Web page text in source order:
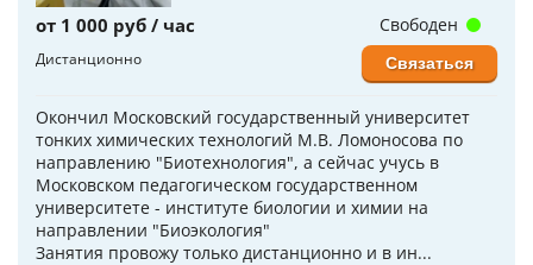
от 1 000 руб / час
Дистанционно
Окончил Московский государственный университет
тонких химических технологий М.В. Ломоносова по
направлению "Биотехнология", а сейчас учусь в
Московском педагогическом государственном
университете - институте биологии и химии на
направлении "Биоэкология"
Занятия провожу только дистанционно и в ин...
Свободен
Связаться